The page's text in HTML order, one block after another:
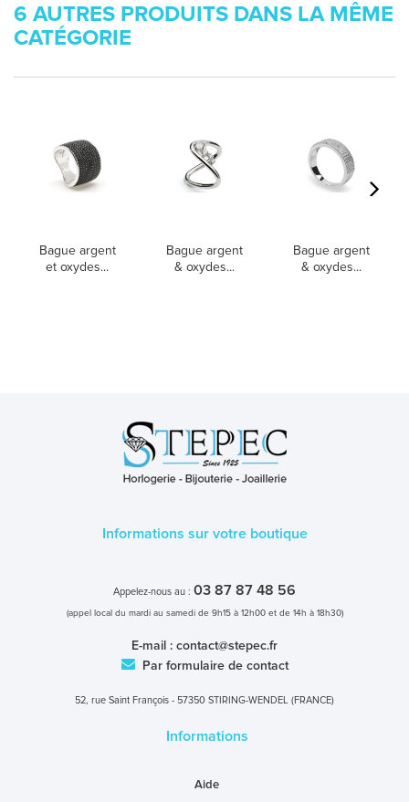
6 AUTRES PRODUITS DANS LA MÊME
CATÉGORIE
Bague argent
et oxydes...
Bague argent
& oxydes...
Bague argent
& oxydes...
Informations sur votre boutique
Appelez-nous au : 03 87 87 48 56
(appel local du mardi au samedi de 9h15 à 12h00 et de 14h à 18h30)
E-mail : contact@stepec.fr
Par formulaire de contact
52, rue Saint François - 57350 STIRING-WENDEL (FRANCE)
Informations
Aide